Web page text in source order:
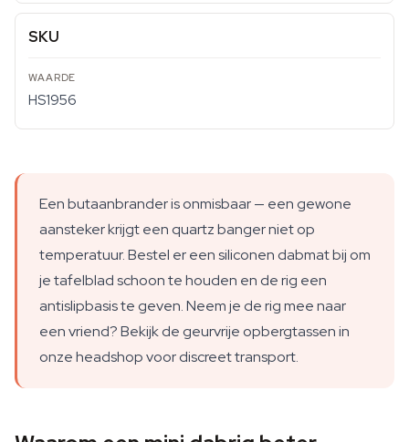
SKU
HS1956
Een butaanbrander is onmisbaar — een gewone
aansteker krijgt een quartz banger niet op
temperatuur. Bestel er een siliconen dabmat bij om
je tafelblad schoon te houden en de rig een
antislipbasis te geven. Neem je de rig mee naar
een vriend? Bekijk de geurvrije opbergtassen in
onze headshop voor discreet transport.